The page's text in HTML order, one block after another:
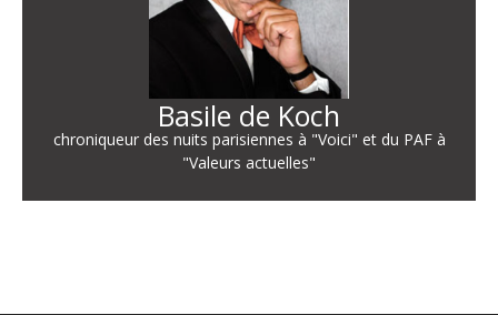
Basile de Koch
chroniqueur des nuits parisiennes à "Voici" et du PAF à
"Valeurs actuelles"